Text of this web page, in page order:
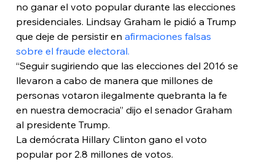
no ganar el voto popular durante las elecciones
presidenciales. Lindsay Graham le pidió a Trump
que deje de persistir en afirmaciones falsas
sobre el fraude electoral.
“Seguir sugiriendo que las elecciones del 2016 se
llevaron a cabo de manera que millones de
personas votaron ilegalmente quebranta la fe
en nuestra democracia” dijo el senador Graham
al presidente Trump.
La demócrata Hillary Clinton gano el voto
popular por 2.8 millones de votos.